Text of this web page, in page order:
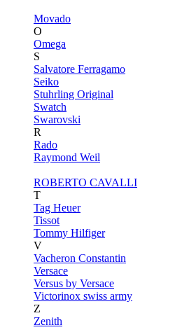
Movado
O
Omega
S
Salvatore Ferragamo
Seiko
Stuhrling Original
Swatch
Swarovski
R
Rado
Raymond Weil
ROBERTO CAVALLI
T
Tag Heuer
Tissot
Tommy Hilfiger
V
Vacheron Constantin
Versace
Versus by Versace
Victorinox swiss army
Z
Zenith